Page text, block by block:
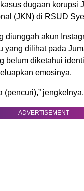
dugaan korupsi
(JKN) di RSUD
diunggah akun
yang dilihat pada
belum diketahui
emosinya.
(pencuri),” jengkelnya.
ADVERTISEMENT